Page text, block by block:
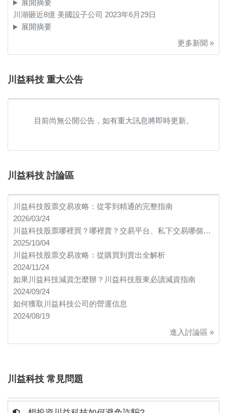
展開摘要
川湖砸近8億 美國設子公司 2023年6月29日
展開摘要
更多新聞 »
川益科技 重大公告
目前尚無公開公告，如有重大訊息將即時更新。
川益科技 討論區
川益科技股票交易攻略：從零到精通的完整指南
2026/03/24
川益科技股票哪裡買？哪裡賣？交易平台、私下交易哪個…
2025/10/04
川益科技股票交易攻略：從購買到賣出全解析
2024/11/24
如果川益科技減資怎麼辦？川益科技股東必讀減資指南
2024/09/24
如何獲取川益科技公司的營運信息
2024/08/19
進入討論區 »
川益科技 常見問題